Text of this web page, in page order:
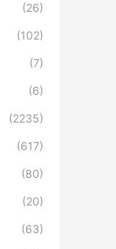
(26)
(102)
(7)
(6)
(2235)
(617)
(80)
(20)
(63)